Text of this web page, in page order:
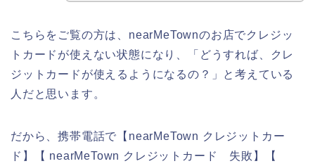
こちらをご覧の方は、nearMeTownのお店でクレジッ
トカードが使えない状態になり、「どうすれば、クレ
ジットカードが使えるようになるの？」と考えている
人だと思います。
だから、携帯電話で【nearMeTown クレジットカー
ド】【 nearMeTown クレジットカード 失敗】【